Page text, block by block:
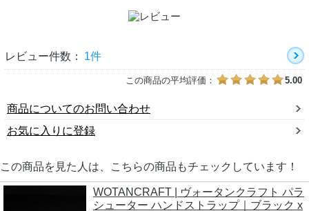
レビュー件数： 1件
この商品の平均評価： 5.00
商品についてのお問い合わせ
お気に入りに登録
この商品を見た人は、こちらの商品もチェックしています！
WOTANCRAFT | ヴォータンクラフト パラ
シューター ハンドストラップ｜ブラック x